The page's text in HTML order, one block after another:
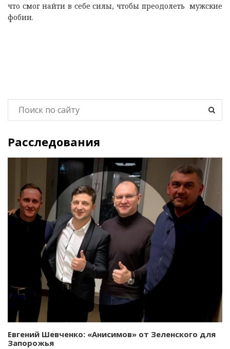
что смог найти в себе силы, чтобы преодолеть мужские
фобии.
Расследования
Евгений Шевченко: «Анисимов» от Зеленского для
Запорожья